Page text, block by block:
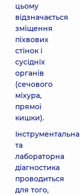
цьому
відзначається
зміщення
піхвових
стінок і
сусідніх
органів
(сечового
міхура,
прямої
кишки).
Інструментальна
та
лабораторна
діагностика
проводиться
для того,